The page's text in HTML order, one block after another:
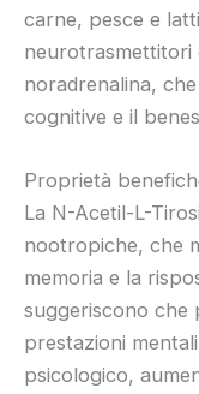
carne, pesce e
neurotrasmettitori
noradrenalina,
cognitive e il
Proprietà
La N-Acetil-L-
nootropiche, che
memoria e la
suggeriscono che
prestazioni
psicologico,